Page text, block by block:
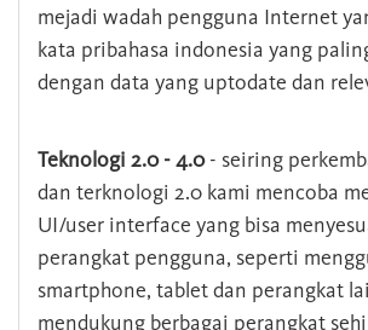
mejadi wadah pengguna Internet
kata pribahasa indonesia yang
dengan data yang uptodate dan
Teknologi 2.0 - 4.0- seiring
dan terknologi 2.0 kami mencoba
UI/user interface yang bisa
perangkat pengguna, seperti
smartphone, tablet dan perangkat
mendukung berbagai perangkat